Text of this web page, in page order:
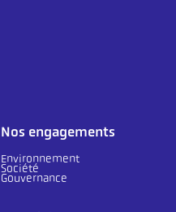
Nos engagements
Environnement
Société
Gouvernance